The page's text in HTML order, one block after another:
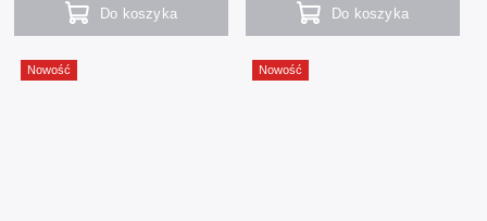
Do koszyka Do koszyka
Nowość Nowość